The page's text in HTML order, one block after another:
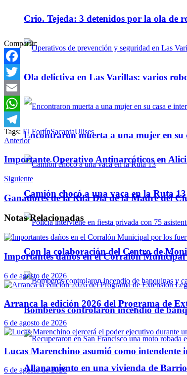
Crio. Tejeda: 3 detenidos por la ola de
Ola delictiva en Las Varillas: varios
Encontraron muerta a una mujer en
Camión chocó a una vaca en la Ruta 13
Con la colaboración del Centro de
Bomberos controlaron incendio de
Allanamiento en una vivienda de
Compartir:
Facebook
Twitter
Email
WhatsApp
Telegram
Tags: El FortínSacantaUlises
Anterior
Importante Operativo Antinarcóticos en
Siguiente
Ganadores de la Rifa Día de la Madre del
NotasRelacionadas
Importantes daños en el Corralón Municipal
6 de agosto de 2026
Arranca la edición 2026 del Programa de
6 de agosto de 2026
Lucas Marenchino asumió como intendente
6 de agosto de 2026